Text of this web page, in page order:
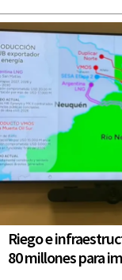
Riego e
80 millones para